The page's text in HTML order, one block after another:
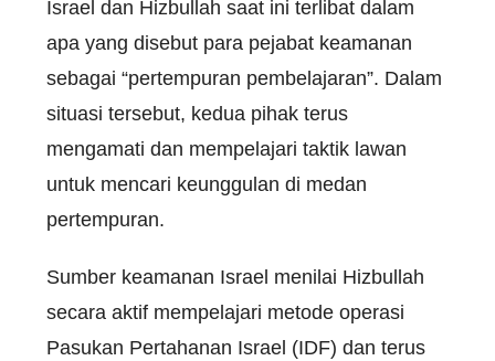
Israel dan Hizbullah saat ini terlibat dalam
apa yang disebut para pejabat keamanan
sebagai “pertempuran pembelajaran”. Dalam
situasi tersebut, kedua pihak terus
mengamati dan mempelajari taktik lawan
untuk mencari keunggulan di medan
pertempuran.
Sumber keamanan Israel menilai Hizbullah
secara aktif mempelajari metode operasi
Pasukan Pertahanan Israel (IDF) dan terus